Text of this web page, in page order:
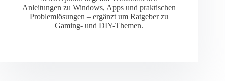
Anleitungen zu Windows, Apps und praktischen
Problemlösungen – ergänzt um Ratgeber zu
Gaming- und DIY-Themen.